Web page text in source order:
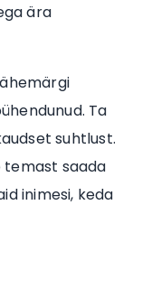
ära
Ta
suhtlust.
temast saada
inimesi, keda